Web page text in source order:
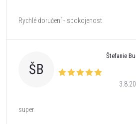
Rychlé doručení - spokojenost
ŠB
Štefanie
super